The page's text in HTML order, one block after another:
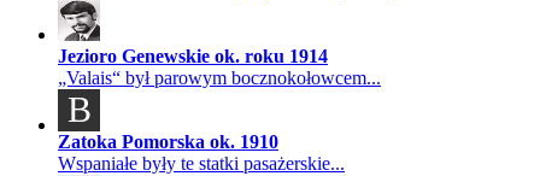
Jezioro Genewskie ok. roku 1914
„Valais“ był parowym bocznokołowcem...
B
Zatoka Pomorska ok. 1910
Wspaniałe były te statki pasażerskie...